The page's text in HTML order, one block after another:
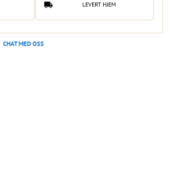
LEVERT HJEM
CHAT MED OSS